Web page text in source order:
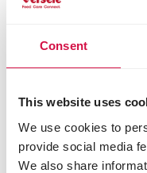
Consent
This website uses
We use cookies to
provide social media
We also share